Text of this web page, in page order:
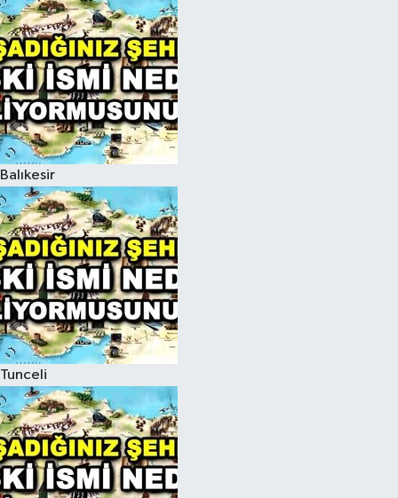
Balıkesir
Tunceli